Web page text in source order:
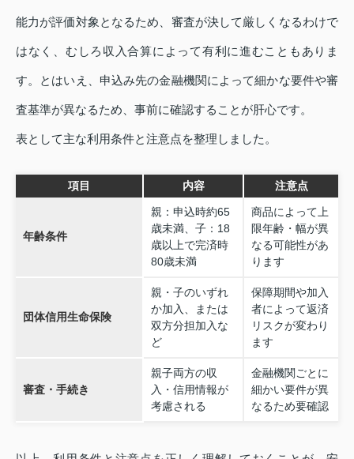
能力が評価対象となるため、審査が決して厳しくなるわけで
はなく、むしろ収入合算によって有利に進むこともありま
す。とはいえ、申込み先の金融機関によって細かな要件や審
査基準が異なるため、事前に確認することが肝心です。
表として主な利用条件と注意点を整理しました。
項目 内容 注意点
年齢条件
親：申込時約65
歳未満、子：18
歳以上で完済時
80歳未満
商品によって上
限年齢・幅が異
なる可能性があ
ります
団体信用生命保険
親・子のいずれ
か加入、または
双方分担加入な
ど
保障期間や加入
者によって返済
リスクが変わり
ます
審査・手続き
親子両方の収
入・信用情報が
考慮される
金融機関ごとに
細かい要件が異
なるため要確認